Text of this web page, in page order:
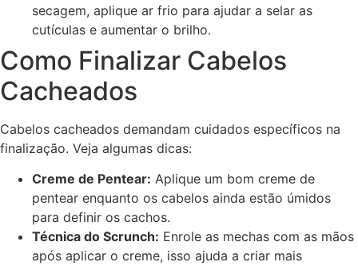
secagem, aplique ar frio para ajudar a selar as
cutículas e aumentar o brilho.
Como Finalizar Cabelos
Cacheados
Cabelos cacheados demandam cuidados específicos na
finalização. Veja algumas dicas:
Creme de Pentear: Aplique um bom creme de
pentear enquanto os cabelos ainda estão úmidos
para definir os cachos.
Técnica do Scrunch: Enrole as mechas com as mãos
após aplicar o creme, isso ajuda a criar mais